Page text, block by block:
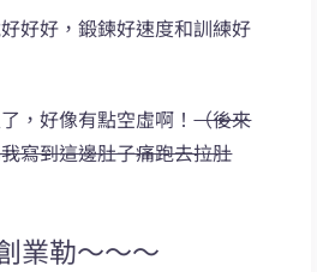
好好，鍛鍊好速度和訓練好
，好像有點空虛啊！（後來
寫到這邊肚子痛跑去拉肚
業勒～～～